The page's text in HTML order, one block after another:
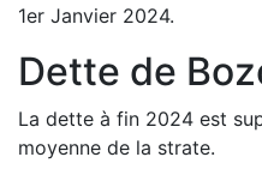
1er Janvier 2024.
Dette de
La dette à fin 2024 est
moyenne de la strate.